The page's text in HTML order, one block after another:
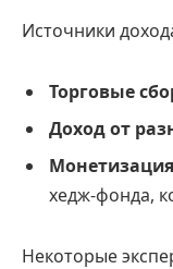
Источники
Торговые
Доход от
хедж-фонда,
Некоторые